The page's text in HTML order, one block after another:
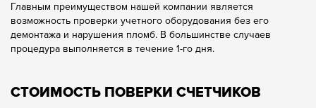
Главным преимуществом нашей компании является
возможность проверки учетного оборудования без его
демонтажа и нарушения пломб. В большинстве случаев
процедура выполняется в течение 1-го дня.
СТОИМОСТЬ ПОВЕРКИ СЧЕТЧИКОВ